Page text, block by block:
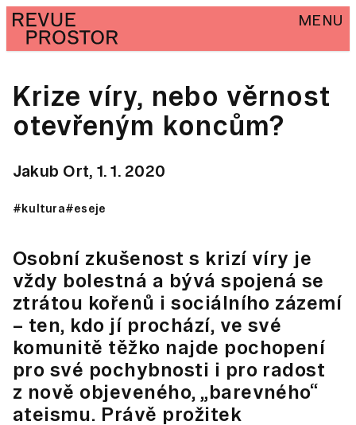
MENU
Krize víry, nebo věrnost
otevřeným koncům?
Jakub Ort, 1. 1. 2020
#kultura#eseje
Osobní zkušenost s krizí víry je
vždy bolestná a bývá spojená se
ztrátou kořenů i sociálního zázemí
– ten, kdo jí prochází, ve své
komunitě těžko najde pochopení
pro své pochybnosti i pro radost
z nově objeveného, „barevného“
ateismu. Právě prožitek